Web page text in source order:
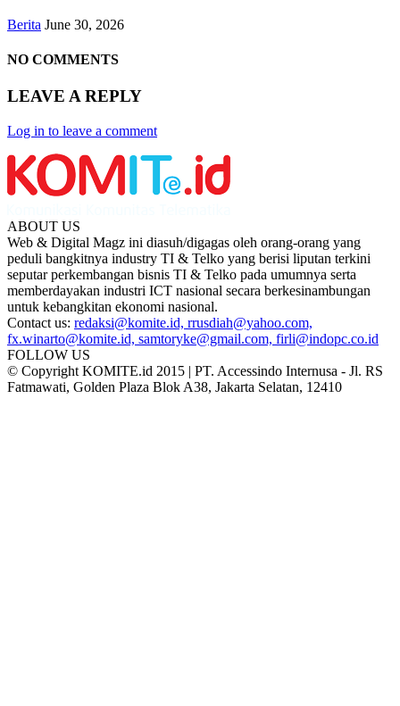
Berita June 30, 2026
NO COMMENTS
LEAVE A REPLY
Log in to leave a comment
ABOUT US
Web & Digital Magz ini diasuh/digagas oleh orang-orang yang
peduli bangkitnya industry TI & Telko yang berisi liputan terkini
seputar perkembangan bisnis TI & Telko pada umumnya serta
memberdayakan industri ICT nasional secara berkesinambungan
untuk kebangkitan ekonomi nasional.
Contact us: redaksi@komite.id, rrusdiah@yahoo.com,
fx.winarto@komite.id, samtoryke@gmail.com, firli@indopc.co.id
FOLLOW US
© Copyright KOMITE.id 2015 | PT. Accessindo Internusa - Jl. RS
Fatmawati, Golden Plaza Blok A38, Jakarta Selatan, 12410